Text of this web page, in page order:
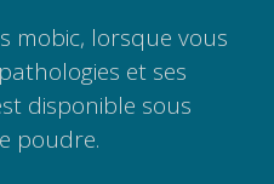
mobic, lorsque vous
et ses
disponible sous
poudre.